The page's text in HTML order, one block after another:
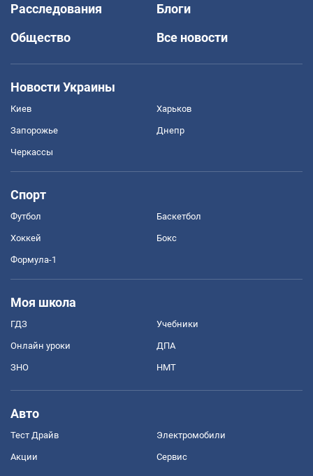
Расследования
Блоги
Общество
Все новости
Новости Украины
Киев Харьков
Запорожье Днепр
Черкассы
Спорт
Футбол Баскетбол
Хоккей Бокс
Формула-1
Моя школа
ГДЗ Учебники
Онлайн уроки ДПА
ЗНО НМТ
Авто
Тест Драйв Электромобили
Акции Сервис